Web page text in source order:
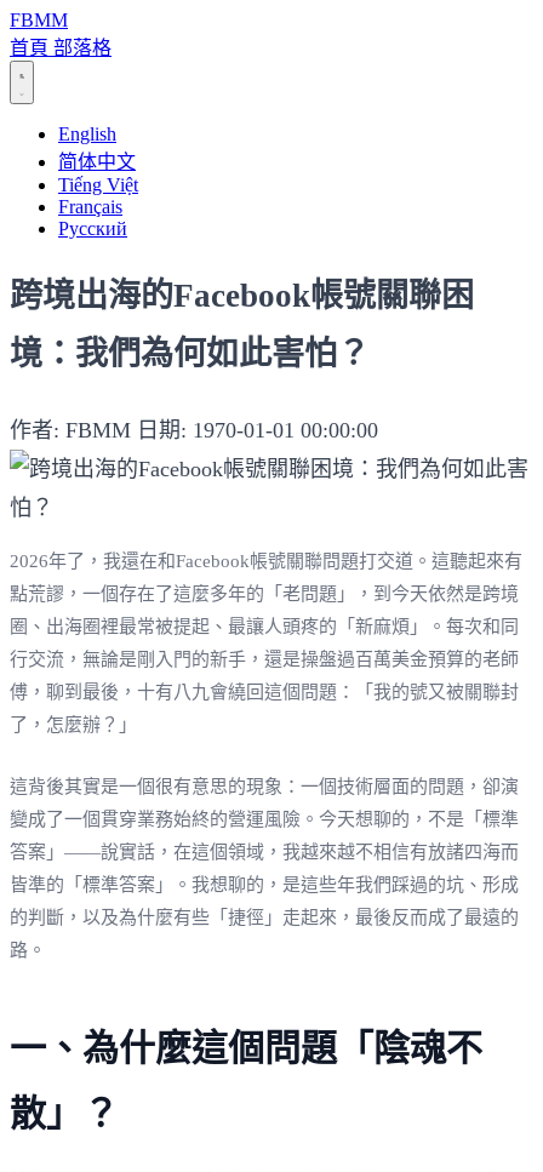
FBMM
首頁 部落格
English
简体中文
Tiếng Việt
Français
Русский
跨境出海的Facebook帳號關聯困
境：我們為何如此害怕？
作者: FBMM 日期: 1970-01-01 00:00:00
2026年了，我還在和Facebook帳號關聯問題打交道。這聽起來有
點荒謬，一個存在了這麼多年的「老問題」，到今天依然是跨境
圈、出海圈裡最常被提起、最讓人頭疼的「新麻煩」。每次和同
行交流，無論是剛入門的新手，還是操盤過百萬美金預算的老師
傅，聊到最後，十有八九會繞回這個問題：「我的號又被關聯封
了，怎麼辦？」
這背後其實是一個很有意思的現象：一個技術層面的問題，卻演
變成了一個貫穿業務始終的營運風險。今天想聊的，不是「標準
答案」——說實話，在這個領域，我越來越不相信有放諸四海而
皆準的「標準答案」。我想聊的，是這些年我們踩過的坑、形成
的判斷，以及為什麼有些「捷徑」走起來，最後反而成了最遠的
路。
一、為什麼這個問題「陰魂不
散」？